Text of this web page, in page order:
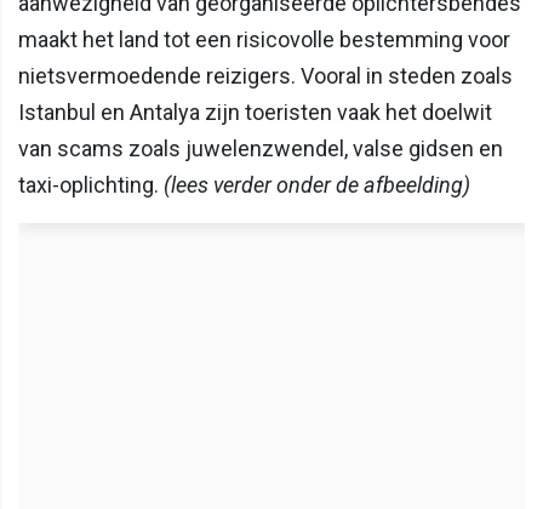
maakt het land tot een risicovolle bestemming voor
nietsvermoedende reizigers. Vooral in steden zoals
Istanbul en Antalya zijn toeristen vaak het doelwit
van scams zoals juwelenzwendel, valse gidsen en
taxi-oplichting. (lees verder onder de afbeelding)